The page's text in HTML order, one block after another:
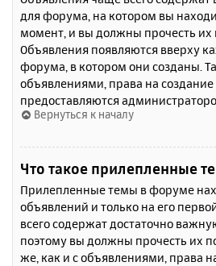
для форума, на котором вы
момент, и вы должны прочесть их
Объявления появляются вверху
форума, в котором они созданы.
объявлениями, права на
предоставляются
Вернуться к началу
Что такое прилепленные
Прилепленные темы в форуме
объявлений и только на его
всего содержат достаточно
поэтому вы должны прочесть их
же, как и с объявлениями, права